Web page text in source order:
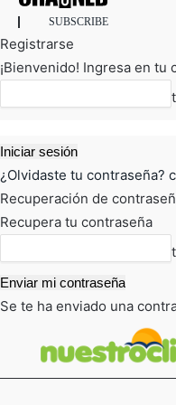
SUBSCRIBE
Registrarse
¡Bienvenido! Ingresa en tu
¿Olvidaste tu contraseña?
Recuperación de
Recupera tu contraseña
Se te ha enviado una